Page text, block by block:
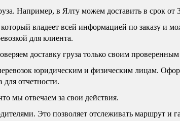
Например, в Ялту можем доставить в срок от
владеет всей информацией по заказу и
для клиента.
доставку груза только своим проверенным
юридическим и физическим лицам.
для отчетности.
мы отвечаем за свои действия.
Это позволяет отслеживать маршрут и